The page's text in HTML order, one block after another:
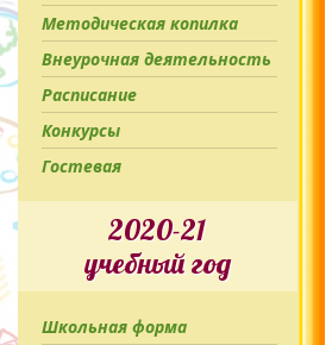
Методическая копилка
Внеурочная деятельность
Расписание
Конкурсы
Гостевая
2020-21
учебный год
Школьная форма